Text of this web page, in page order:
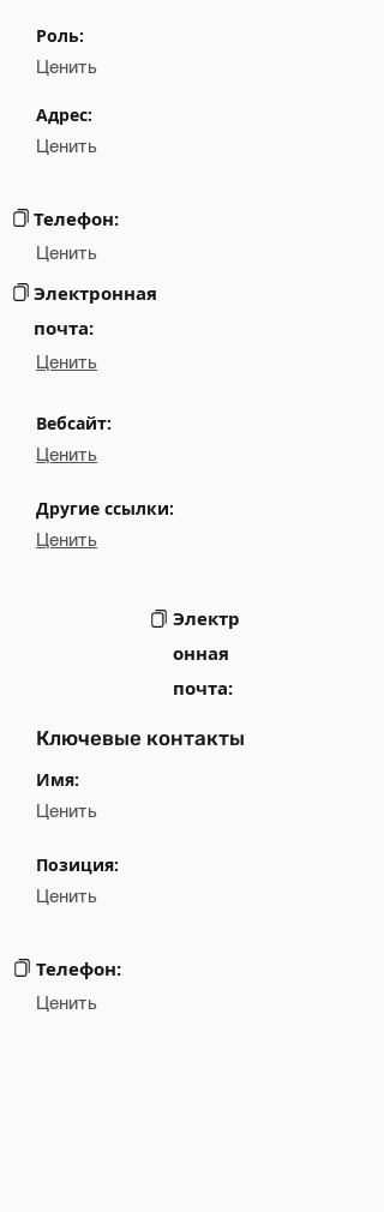
Email
Роль:
Ценить
Адрес:
Ценить
Телефон:
Ценить
Электронная
почта:
Ценить
Вебсайт:
Ценить
Другие ссылки:
Ценить
Электр
онная
почта:
Ключевые контакты
Имя:
Ценить
Позиция:
Ценить
Телефон:
Ценить